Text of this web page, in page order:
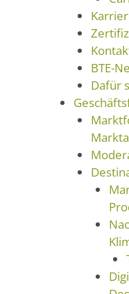
BTE-
Dafür